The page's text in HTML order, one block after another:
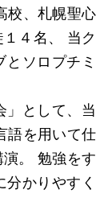
校、札幌聖心
４名、 当ク
ソロプチミ
」として、当
語を用いて仕
。 勉強をす
かりやすく